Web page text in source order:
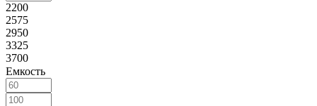
2200
2575
2950
3325
3700
Емкость